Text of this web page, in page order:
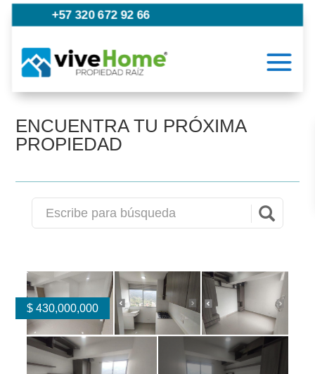
+57 320 672 92 66
ENCUENTRA TU PRÓXIMA
PROPIEDAD
$ 430,000,000